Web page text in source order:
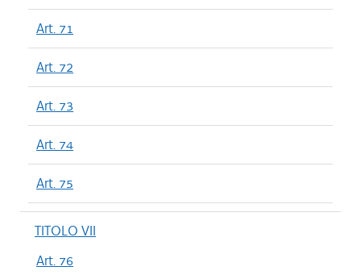
Art. 71
Art. 72
Art. 73
Art. 74
Art. 75
TITOLO VII
Art. 76